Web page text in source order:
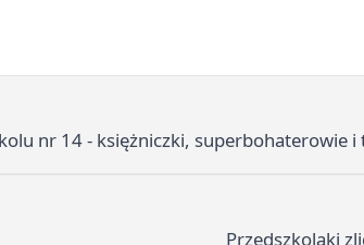
nr 14 - księżniczki, superbohaterowie i
Przedszkolaki